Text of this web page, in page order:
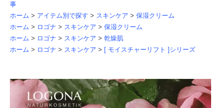
事
ホーム > アイテム別で探す > スキンケア > 保湿クリーム
ホーム > ロゴナ > スキンケア > 保湿クリーム
ホーム > ロゴナ > スキンケア > 乾燥肌
ホーム > ロゴナ > スキンケア > [ モイスチャーリフト ]シリーズ